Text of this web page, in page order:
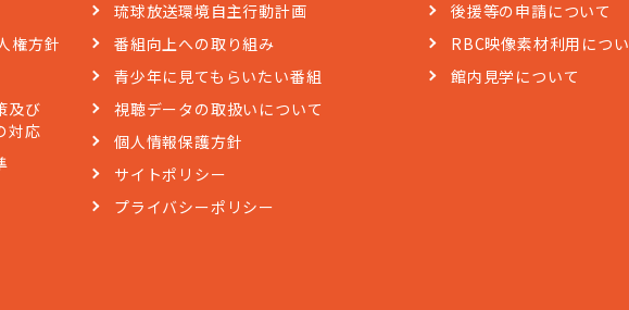
権方針
及び
対応
琉球放送環境自主行動計画
番組向上への取り組み
青少年に見てもらいたい番組
視聴データの取扱いについて
個人情報保護方針
サイトポリシー
プライバシーポリシー
後援等の申請について
RBC映像素材利用につ
館内見学について